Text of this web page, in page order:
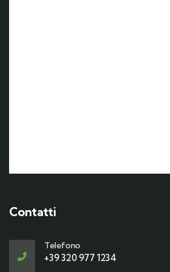
Contatti
Telefono
+39 320 977 1234